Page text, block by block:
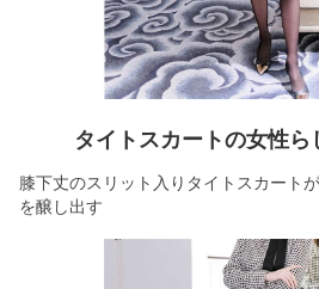
タイトスカートの女性ら
膝下丈のスリット入りタイトスカート
を醸し出す